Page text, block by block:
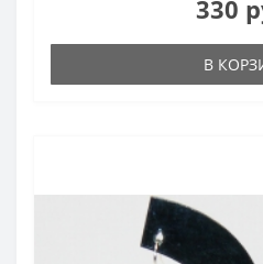
330
В